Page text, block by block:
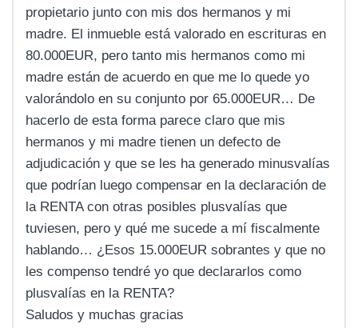
propietario junto con mis dos hermanos y mi
madre. El inmueble está valorado en escrituras en
80.000EUR, pero tanto mis hermanos como mi
madre están de acuerdo en que me lo quede yo
valorándolo en su conjunto por 65.000EUR… De
hacerlo de esta forma parece claro que mis
hermanos y mi madre tienen un defecto de
adjudicación y que se les ha generado minusvalías
que podrían luego compensar en la declaración de
la RENTA con otras posibles plusvalías que
tuviesen, pero y qué me sucede a mí fiscalmente
hablando… ¿Esos 15.000EUR sobrantes y que no
les compenso tendré yo que declararlos como
plusvalías en la RENTA?
Saludos y muchas gracias